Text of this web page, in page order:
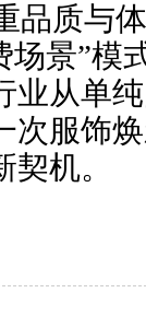
品质与
场景”模
业从单
次服饰
机。